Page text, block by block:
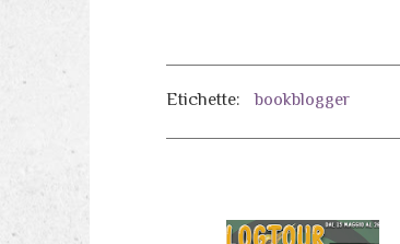
Etichette: bookblogger